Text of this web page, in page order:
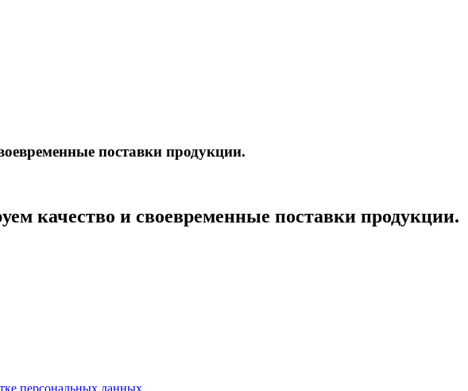
поставки продукции.
качество и своевременные поставки продукции.
персональных данных